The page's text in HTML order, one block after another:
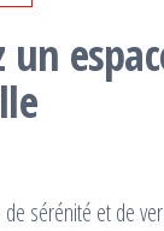
un
de sérénité et de